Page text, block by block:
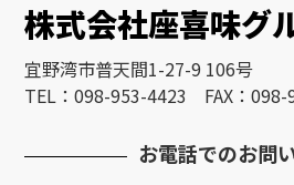
株式会社座喜味グ
宜野湾市普天間1-27-9 106号
TEL：098-953-4423 FAX：098-
お電話でのお問